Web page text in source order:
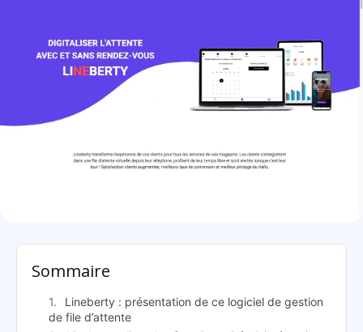
Sommaire
Lineberty : présentation de ce logiciel de gestion
de file d’attente